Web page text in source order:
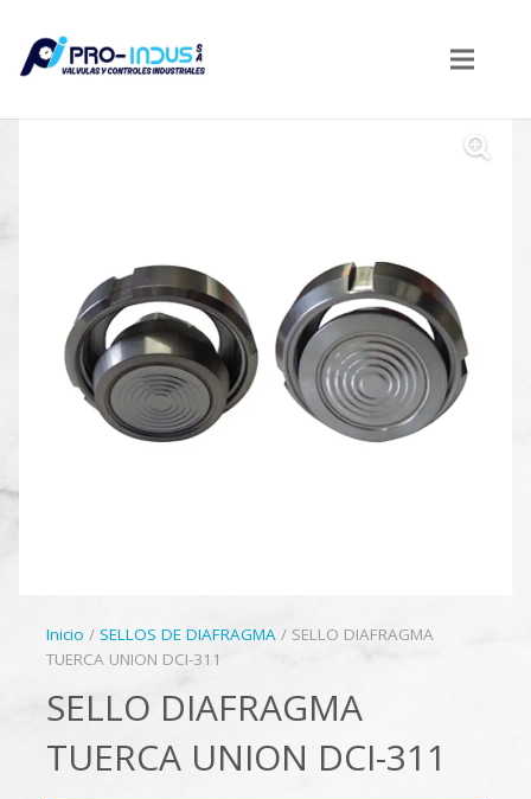
Inicio / SELLOS DE DIAFRAGMA/ SELLO DIAFRAGMA
TUERCA UNION DCI-311
SELLO DIAFRAGMA
TUERCA UNION DCI-311